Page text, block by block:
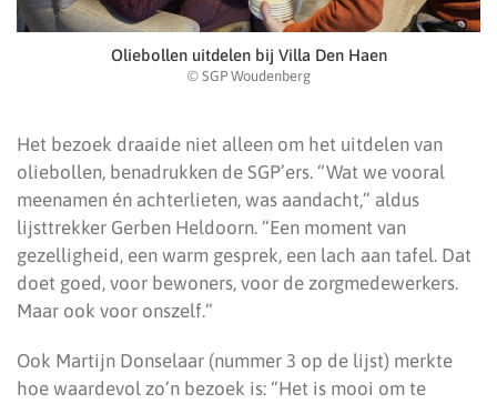
Oliebollen uitdelen bij Villa Den Haen
© SGP Woudenberg
Het bezoek draaide niet alleen om het uitdelen van
oliebollen, benadrukken de SGP’ers. “Wat we vooral
meenamen én achterlieten, was aandacht,” aldus
lijsttrekker Gerben Heldoorn. “Een moment van
gezelligheid, een warm gesprek, een lach aan tafel. Dat
doet goed, voor bewoners, voor de zorgmedewerkers.
Maar ook voor onszelf.”
Ook Martijn Donselaar (nummer 3 op de lijst) merkte
hoe waardevol zo’n bezoek is: “Het is mooi om te